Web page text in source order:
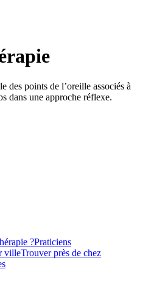
des points de l’oreille associés à
dans une approche réflexe.
?Praticiens
villeTrouver près de chez